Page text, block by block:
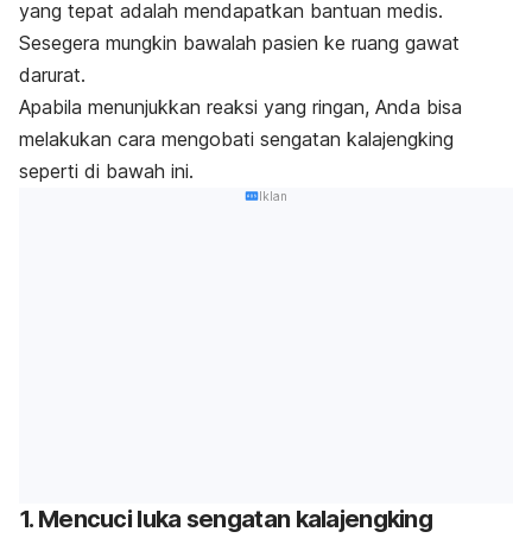
yang tepat adalah mendapatkan bantuan medis.
Sesegera mungkin bawalah pasien ke ruang gawat
darurat.
Apabila menunjukkan reaksi yang ringan, Anda bisa
melakukan cara mengobati sengatan kalajengking
seperti di bawah ini.
Iklan
1. Mencuci luka sengatan kalajengking